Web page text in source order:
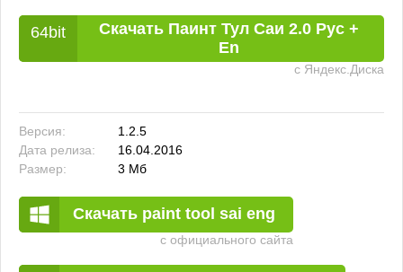
Скачать Паинт Тул Саи 2.0 Рус +
En
с Яндекс.Диска
Версия:
1.2.5
Дата релиза:
16.04.2016
Размер:
3 Мб
Скачать paint tool sai eng
с официального сайта